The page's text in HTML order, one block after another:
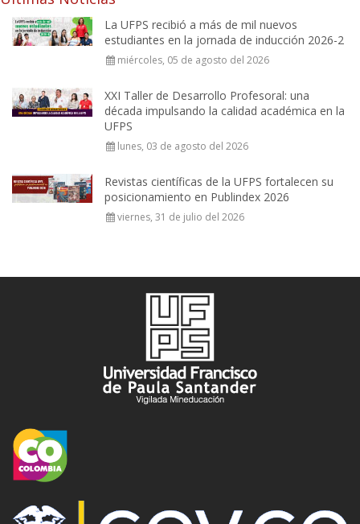
La UFPS recibió a más de mil nuevos
estudiantes en la jornada de inducción 2026-2
miércoles, 05 de agosto del 2026
XXI Taller de Desarrollo Profesoral: una
década impulsando la calidad académica en la
UFPS
lunes, 03 de agosto del 2026
Revistas científicas de la UFPS fortalecen su
posicionamiento en Publindex 2026
viernes, 31 de julio del 2026